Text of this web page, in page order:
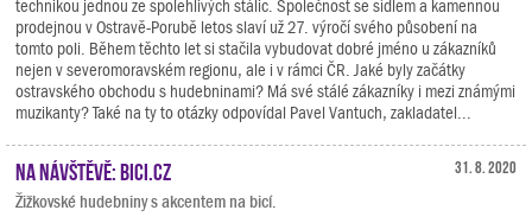
technikou jednou ze spolehlivých stálic. Společnost se sídlem a kamennou
prodejnou v Ostravě-Porubě letos slaví už 27. výročí svého působení na
tomto poli. Během těchto let si stačila vybudovat dobré jméno u zákazníků
nejen v severomoravském regionu, ale i v rámci ČR. Jaké byly začátky
ostravského obchodu s hudebninami? Má své stálé zákazníky i mezi známými
muzikanty? Také na ty to otázky odpovídal Pavel Vantuch, zakladatel...
31. 8. 2020
Na návštěvě: Bici.cz
Žižkovské hudebniny s akcentem na bicí.